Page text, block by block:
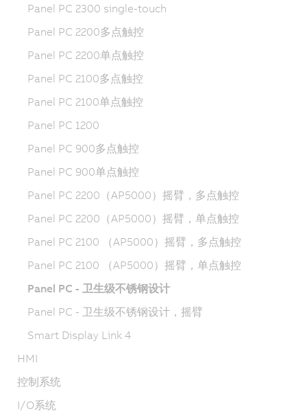
Panel PC 2300 single-touch
Panel PC 2200多点触控
Panel PC 2200单点触控
Panel PC 2100多点触控
Panel PC 2100单点触控
Panel PC 1200
Panel PC 900多点触控
Panel PC 900单点触控
Panel PC 2200（AP5000）摇臂，多点触控
Panel PC 2200（AP5000）摇臂，单点触控
Panel PC 2100 （AP5000）摇臂，多点触控
Panel PC 2100 （AP5000）摇臂，单点触控
Panel PC - 卫生级不锈钢设计
Panel PC - 卫生级不锈钢设计，摇臂
Smart Display Link 4
HMI
控制系统
I/O系统